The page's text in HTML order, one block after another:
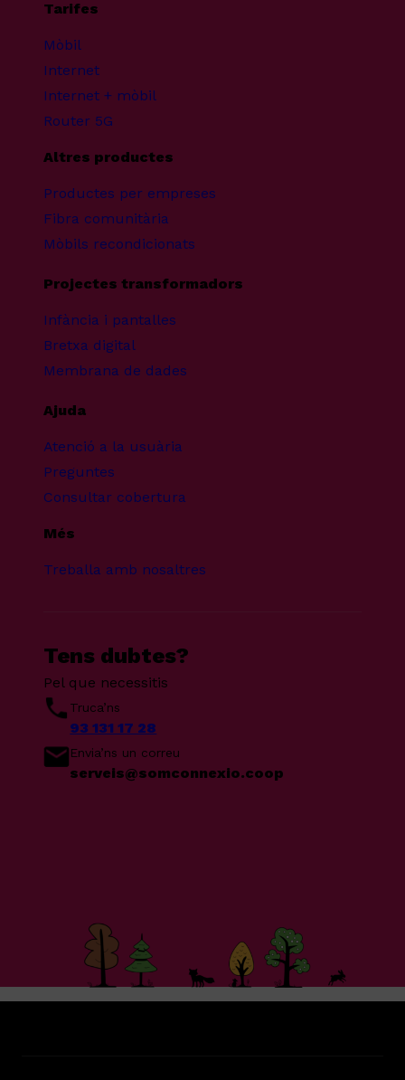
Tarifes
Mòbil
Internet
Internet + mòbil
Router 5G
Altres productes
Productes per empreses
Fibra comunitària
Mòbils recondicionats
Projectes transformadors
Infància i pantalles
Bretxa digital
Membrana de dades
Ajuda
Atenció a la usuària
Preguntes
Consultar cobertura
Més
Treballa amb nosaltres
Tens dubtes?
Pel que necessitis
Truca’ns
93 131 17 28
Envia’ns un correu
serveis@somconnexio.coop